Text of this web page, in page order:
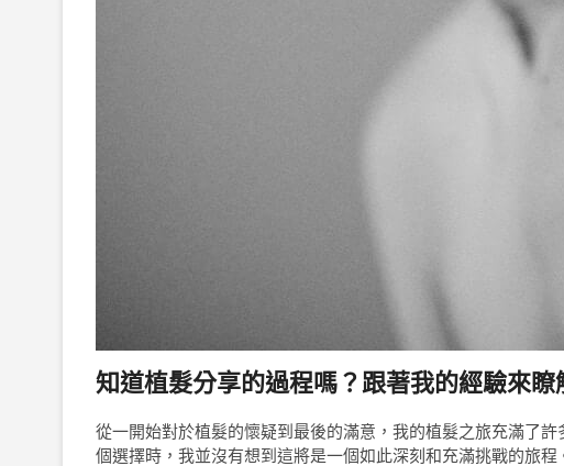
知道植髮分享的過程嗎？跟著我的經驗來瞭
從一開始對於植髮的懷疑到最後的滿意，我的植髮之旅充滿了
個選擇時，我並沒有想到這將是一個如此深刻和充滿挑戰的旅